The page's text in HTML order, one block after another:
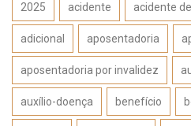
2025 acidente acidente
adicional aposentadoria
aposentadoria por invalidez
auxílio-doença benefício